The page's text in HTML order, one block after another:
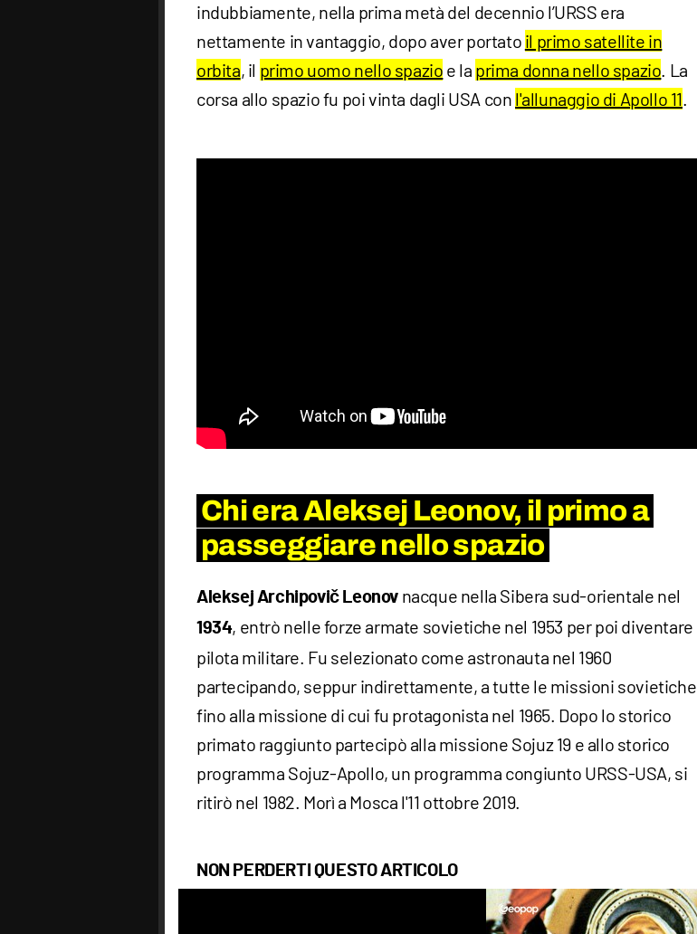
indubbiamente, nella prima metà del decennio l’URSS era
nettamente in vantaggio, dopo aver portato il primo satellite in
orbita, il primo uomo nello spazio e la prima donna nello spazio. La
corsa allo spazio fu poi vinta dagli USA con l'allunaggio di Apollo 11.
Chi era Aleksej Leonov, il primo a
passeggiare nello spazio
Aleksej Archipovič Leonov nacque nella Sibera sud-orientale nel
1934, entrò nelle forze armate sovietiche nel 1953 per poi diventare
pilota militare. Fu selezionato come astronauta nel 1960
partecipando, seppur indirettamente, a tutte le missioni sovietiche
fino alla missione di cui fu protagonista nel 1965. Dopo lo storico
primato raggiunto partecipò alla missione Sojuz 19 e allo storico
programma Sojuz-Apollo, un programma congiunto URSS-USA, si
ritirò nel 1982. Morì a Mosca l'11 ottobre 2019.
NON PERDERTI QUESTO ARTICOLO